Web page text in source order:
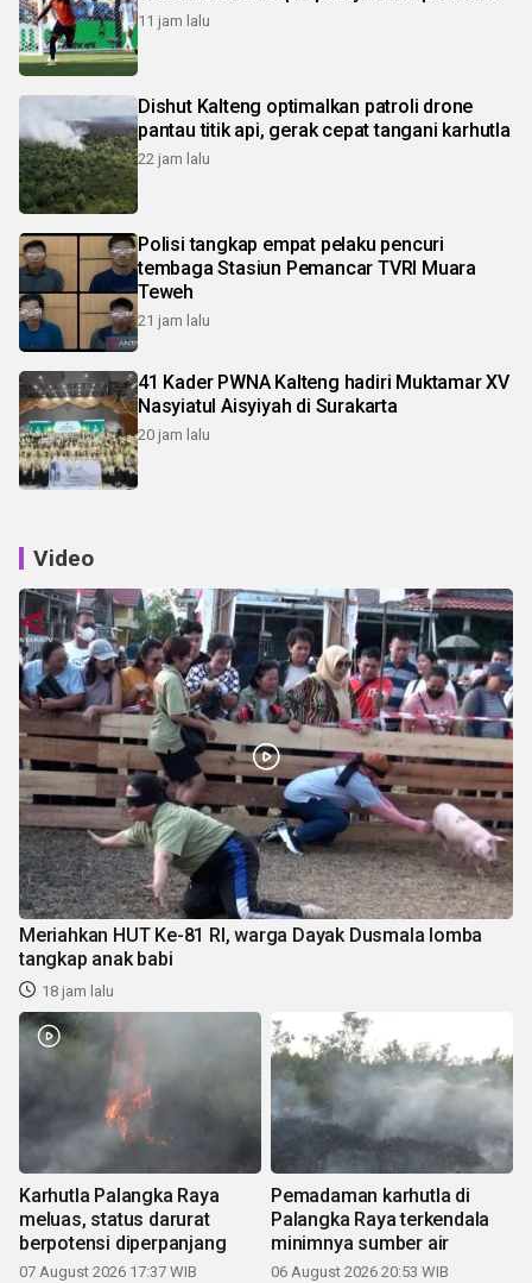
11 jam lalu
Dishut Kalteng optimalkan patroli drone
pantau titik api, gerak cepat tangani karhutla
22 jam lalu
Polisi tangkap empat pelaku pencuri
tembaga Stasiun Pemancar TVRI Muara
Teweh
21 jam lalu
41 Kader PWNA Kalteng hadiri Muktamar XV
Nasyiatul Aisyiyah di Surakarta
20 jam lalu
Video
Meriahkan HUT Ke-81 RI, warga Dayak Dusmala lomba
tangkap anak babi
18 jam lalu
Karhutla Palangka Raya
meluas, status darurat
berpotensi diperpanjang
07 August 2026 17:37 WIB
Pemadaman karhutla di
Palangka Raya terkendala
minimnya sumber air
06 August 2026 20:53 WIB